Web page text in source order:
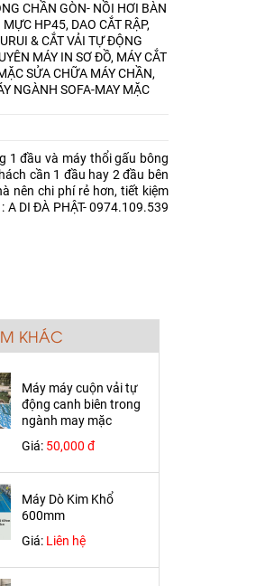
CHẦN GÒN- NỒI HƠI BÀN
HP45, DAO CẮT RẬP,
& CẮT VẢI TỰ ĐỘNG
MÁY IN SƠ ĐỒ, MÁY CẮT
SỬA CHỮA MÁY CHẦN,
NGÀNH SOFA-MAY MẶC
1 đầu và máy thổi gấu bông
cần 1 đầu hay 2 đầu bên
nên chi phí rẻ hơn, tiết kiệm
DI ĐÀ PHẬT- 0974.109.539
KHÁC
Máy máy cuộn vải tự
động canh biên trong
ngành may mặc
Giá: 50,000 đ
Máy Dò Kim Khổ
600mm
Giá: Liên hệ